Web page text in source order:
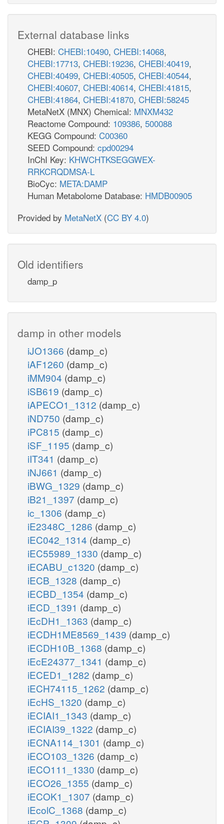
External database links
CHEBI: CHEBI:10490, CHEBI:14068,
CHEBI:17713, CHEBI:19236, CHEBI:40419,
CHEBI:40499, CHEBI:40505, CHEBI:40544,
CHEBI:40607, CHEBI:40614, CHEBI:41815,
CHEBI:41864, CHEBI:41870, CHEBI:58245
MetaNetX (MNX) Chemical: MNXM432
Reactome Compound: 109386, 500088
KEGG Compound: C00360
SEED Compound: cpd00294
InChI Key: KHWCHTKSEGGWEX-
RRKCRQDMSA-L
BioCyc: META:DAMP
Human Metabolome Database: HMDB00905
Provided by MetaNetX (CC BY 4.0)
Old identifiers
damp_p
damp in other models
iJO1366 (damp_c)
iAF1260 (damp_c)
iMM904 (damp_c)
iSB619 (damp_c)
iAPECO1_1312 (damp_c)
iND750 (damp_c)
iPC815 (damp_c)
iSF_1195 (damp_c)
iIT341 (damp_c)
iNJ661 (damp_c)
iBWG_1329 (damp_c)
iB21_1397 (damp_c)
ic_1306 (damp_c)
iE2348C_1286 (damp_c)
iEC042_1314 (damp_c)
iEC55989_1330 (damp_c)
iECABU_c1320 (damp_c)
iECB_1328 (damp_c)
iECBD_1354 (damp_c)
iECD_1391 (damp_c)
iEcDH1_1363 (damp_c)
iECDH1ME8569_1439 (damp_c)
iECDH10B_1368 (damp_c)
iEcE24377_1341 (damp_c)
iECED1_1282 (damp_c)
iECH74115_1262 (damp_c)
iEcHS_1320 (damp_c)
iECIAI1_1343 (damp_c)
iECIAI39_1322 (damp_c)
iECNA114_1301 (damp_c)
iECO103_1326 (damp_c)
iECO111_1330 (damp_c)
iECO26_1355 (damp_c)
iECOK1_1307 (damp_c)
iEcolC_1368 (damp_c)